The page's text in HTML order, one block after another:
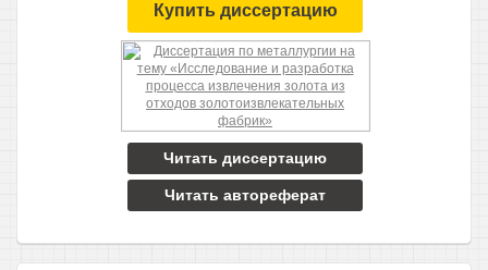
Купить диссертацию
Читать диссертацию
Читать автореферат